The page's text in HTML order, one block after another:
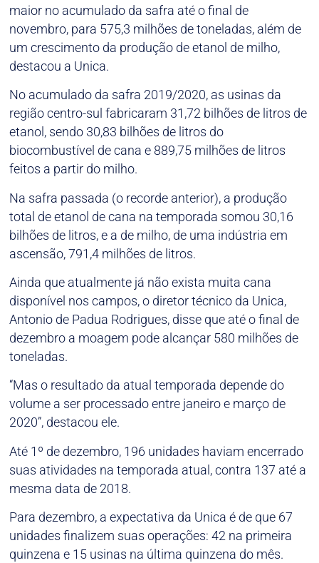
maior no acumulado da safra até o final de
novembro, para 575,3 milhões de toneladas, além de
um crescimento da produção de etanol de milho,
destacou a Unica.
No acumulado da safra 2019/2020, as usinas da
região centro-sul fabricaram 31,72 bilhões de litros de
etanol, sendo 30,83 bilhões de litros do
biocombustível de cana e 889,75 milhões de litros
feitos a partir do milho.
Na safra passada (o recorde anterior), a produção
total de etanol de cana na temporada somou 30,16
bilhões de litros, e a de milho, de uma indústria em
ascensão, 791,4 milhões de litros.
Ainda que atualmente já não exista muita cana
disponível nos campos, o diretor técnico da Unica,
Antonio de Padua Rodrigues, disse que até o final de
dezembro a moagem pode alcançar 580 milhões de
toneladas.
“Mas o resultado da atual temporada depende do
volume a ser processado entre janeiro e março de
2020”, destacou ele.
Até 1º de dezembro, 196 unidades haviam encerrado
suas atividades na temporada atual, contra 137 até a
mesma data de 2018.
Para dezembro, a expectativa da Unica é de que 67
unidades finalizem suas operações: 42 na primeira
quinzena e 15 usinas na última quinzena do mês.